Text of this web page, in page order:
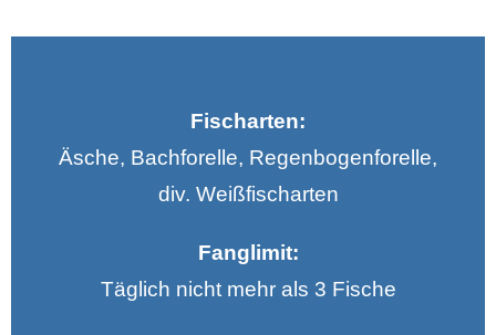
Fischarten:
Äsche, Bachforelle, Regenbogenforelle,
div. Weißfischarten
Fanglimit:
Täglich nicht mehr als 3 Fische